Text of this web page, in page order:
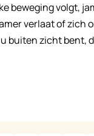
beweging volgt,
verlaat of zich
buiten zicht bent,